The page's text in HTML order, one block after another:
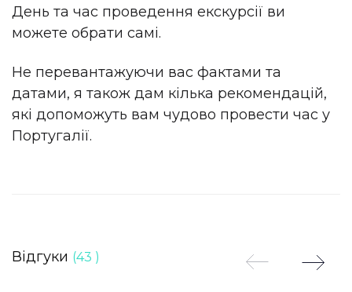
День та час проведення екскурсії ви
можете обрати самі.
Не перевантажуючи вас фактами та
датами, я також дам кілька рекомендацій,
які допоможуть вам чудово провести час у
Португалії.
Відгуки (43 )